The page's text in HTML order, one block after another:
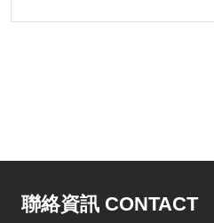
聯絡資訊 CONTACT